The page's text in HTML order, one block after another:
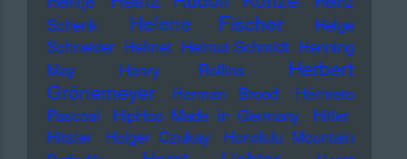
Schenk
Helene Fischer
Helge
Schneider Helmet Helmut Schmidt Henning
May
Henry Rollins
Herbert
Grönemeyer
Herman Brood
Hermeto
Pascoal
HipHop Made in Germany
Hitler
Hitster
Holger Czukay
Honolulu Mountain